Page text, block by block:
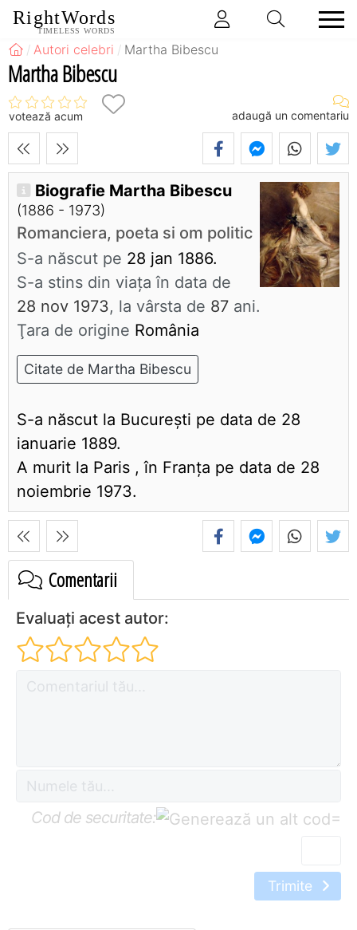
RightWords
TIMELESS WORDS
Autori celebri Martha Bibescu
Martha Bibescu
votează acum adaugă un comentariu
Biografie Martha Bibescu
(1886 - 1973)
Romanciera, poeta si om politic
S-a născut pe 28 jan 1886.
S-a stins din viaţa în data de
28 nov 1973, la vârsta de 87 ani.
Ţara de origine România
Citate de Martha Bibescu
S-a născut la Bucureşti pe data de 28
ianuarie 1889.
A murit la Paris , în Franţa pe data de 28
noiembrie 1973.
Comentarii
Evaluați acest autor:
Cod de securitate: =
Trimite